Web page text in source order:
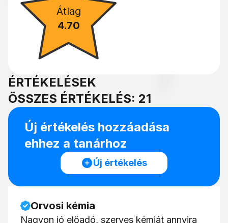
Átlag
4.70
ÉRTÉKELÉSEK
ÖSSZES ÉRTÉKELÉS: 21
Új értékelés hozzáadása
ehhez a tanárhoz
Új értékelés
Orvosi kémia
Nagyon jó előadó, szerves kémiát annyira